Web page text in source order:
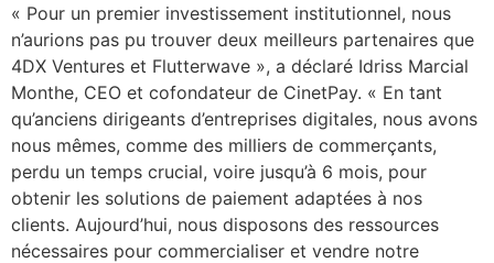
« Pour un premier investissement institutionnel, nous
n’aurions pas pu trouver deux meilleurs partenaires que
4DX Ventures et Flutterwave », a déclaré Idriss Marcial
Monthe, CEO et cofondateur de CinetPay. « En tant
qu’anciens dirigeants d’entreprises digitales, nous avons
nous mêmes, comme des milliers de commerçants,
perdu un temps crucial, voire jusqu’à 6 mois, pour
obtenir les solutions de paiement adaptées à nos
clients. Aujourd’hui, nous disposons des ressources
nécessaires pour commercialiser et vendre notre